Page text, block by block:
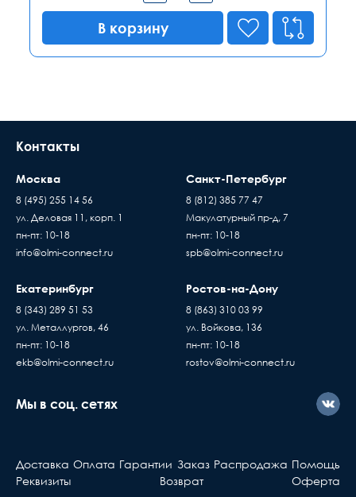
В корзину
Контакты
Москва
8 (495) 255 14 56
ул. Деловая 11, корп. 1
пн-пт: 10-18
info@olmi-connect.ru
Санкт-Петербург
8 (812) 385 77 47
Макулатурный пр-д, 7
пн-пт: 10-18
spb@olmi-connect.ru
Екатеринбург
8 (343) 289 51 53
ул. Металлургов, 46
пн-пт: 10-18
ekb@olmi-connect.ru
Ростов-на-Дону
8 (863) 310 03 99
ул. Войкова, 136
пн-пт: 10-18
rostov@olmi-connect.ru
Мы в соц. сетях
Доставка Оплата Гарантии Заказ Распродажа Помощь
Реквизиты
Возврат Оферта